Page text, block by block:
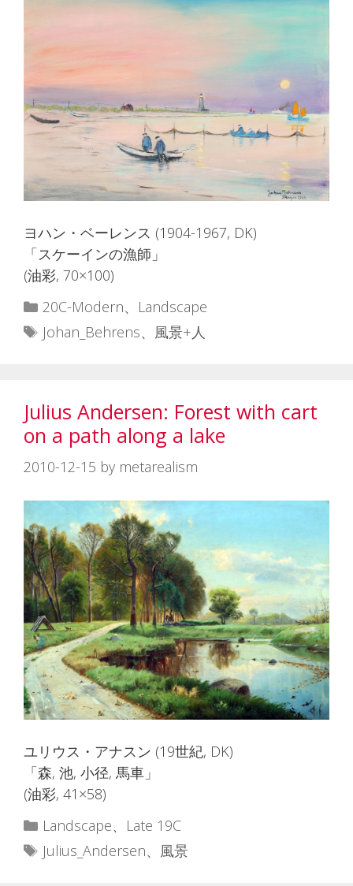
ヨハン・ベーレンス (1904-1967, DK)
「スケーインの漁師」
(油彩, 70×100)
カ
テ
ゴ
20C-Modern、 Landscape
タ
Johan_Behrens、 風景+人
Julius Andersen: Forest with cart
on a path along a lake
2010-12-15 by metarealism
ユリウス・アナスン (19世紀, DK)
「森, 池, 小径, 馬車」
(油彩, 41×58)
カ
テ
ゴ
Landscape、 Late 19C
タ
Julius_Andersen、 風景